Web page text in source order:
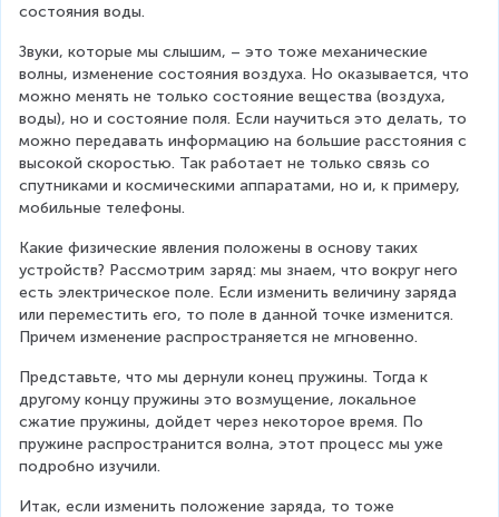
состояния воды.
Звуки, которые мы слышим, – это тоже механические
волны, изменение состояния воздуха. Но оказывается, что
можно менять не только состояние вещества (воздуха,
воды), но и состояние поля. Если научиться это делать, то
можно передавать информацию на большие расстояния с
высокой скоростью. Так работает не только связь со
спутниками и космическими аппаратами, но и, к примеру,
мобильные телефоны.
Какие физические явления положены в основу таких
устройств? Рассмотрим заряд: мы знаем, что вокруг него
есть электрическое поле. Если изменить величину заряда
или переместить его, то поле в данной точке изменится.
Причем изменение распространяется не мгновенно.
Представьте, что мы дернули конец пружины. Тогда к
другому концу пружины это возмущение, локальное
сжатие пружины, дойдет через некоторое время. По
пружине распространится волна, этот процесс мы уже
подробно изучили.
Итак, если изменить положение заряда, то тоже